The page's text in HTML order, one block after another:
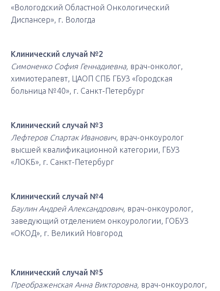
«Вологодский Областной Онкологический
Диспансер», г. Вологда
Клинический случай №2
Симоненко София Геннадиевна, врач-онколог,
химиотерапевт, ЦАОП СПБ ГБУЗ «Городская
больница №40», г. Санкт-Петербург
Клинический случай №3
Лефтеров Спартак Иванович, врач-онкоуролог
высшей квалификационной категории, ГБУЗ
«ЛОКБ», г. Санкт-Петербург
Клинический случай №4
Баулин Андрей Александрович, врач-онкоуролог,
заведующий отделением онкоурологии, ГОБУЗ
«ОКОД», г. Великий Новгород
Клинический случай №5
Преображенская Анна Викторовна, врач-онкоуролог,